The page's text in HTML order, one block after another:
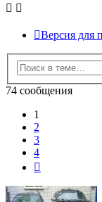
Версия для
74 сообщения
1
2
3
4